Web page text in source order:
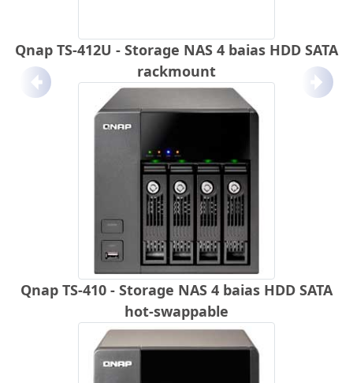
Qnap TS-412U - Storage NAS 4 baias HDD SATA
rackmount
Qnap TS-410 - Storage NAS 4 baias HDD SATA
hot-swappable
Anterior